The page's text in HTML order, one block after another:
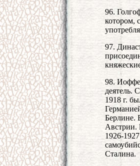
96.
котором,
97.
98. Иоффе
деятель.
1918 г.
Берлине.
Австрии.
1926-
Сталина.